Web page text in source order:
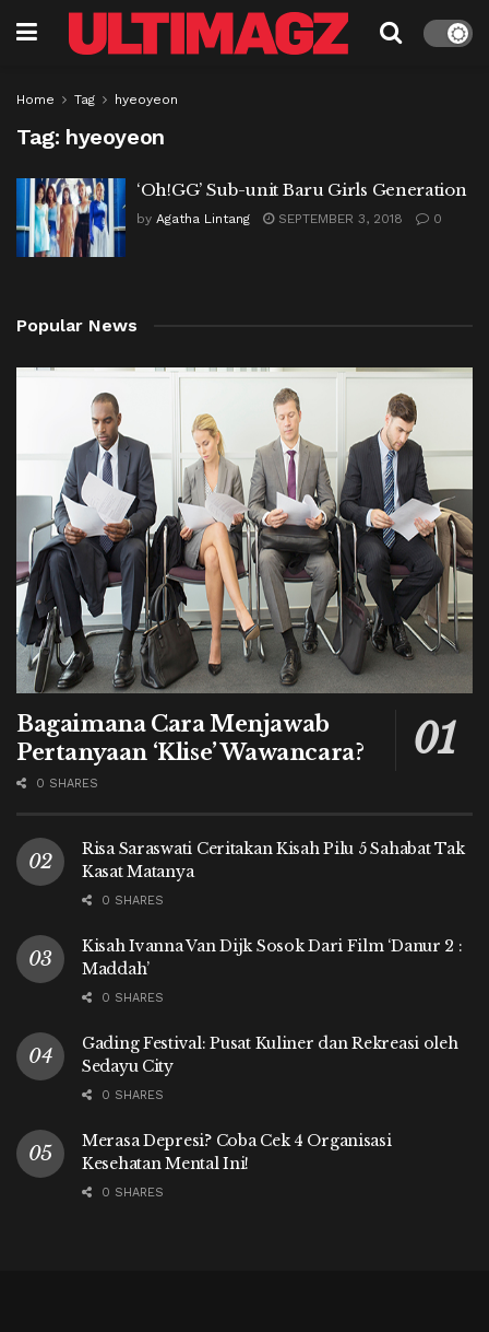
Home Tag hyeoyeon
Tag: hyeoyeon
‘Oh!GG’ Sub-unit Baru Girls Generation
by Agatha Lintang SEPTEMBER 3, 2018 0
Popular News
Bagaimana Cara Menjawab
Pertanyaan ‘Klise’ Wawancara?
0 SHARES
Risa Saraswati Ceritakan Kisah Pilu 5 Sahabat Tak
Kasat Matanya
0 SHARES
Kisah Ivanna Van Dijk Sosok Dari Film ‘Danur 2 :
Maddah’
0 SHARES
Gading Festival: Pusat Kuliner dan Rekreasi oleh
Sedayu City
0 SHARES
Merasa Depresi? Coba Cek 4 Organisasi
Kesehatan Mental Ini!
0 SHARES